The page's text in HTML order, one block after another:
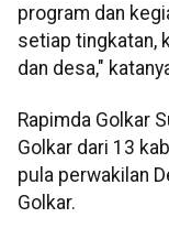
program dan
setiap tingkatan,
dan desa,"
Rapimda Golkar
Golkar dari 13
pula perwakilan
Golkar.